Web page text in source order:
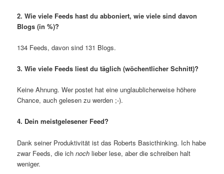
2. Wie viele Feeds hast du abboniert, wie viele sind davon
Blogs (in %)?
134 Feeds, davon sind 131 Blogs.
3. Wie viele Feeds liest du täglich (wöchentlicher Schnitt)?
Keine Ahnung. Wer postet hat eine unglaublicherweise höhere
Chance, auch gelesen zu werden ;-).
4. Dein meistgelesener Feed?
Dank seiner Produktivität ist das Roberts Basicthinking. Ich habe
zwar Feeds, die ichnoch lieber lese, aber die schreiben halt
weniger.